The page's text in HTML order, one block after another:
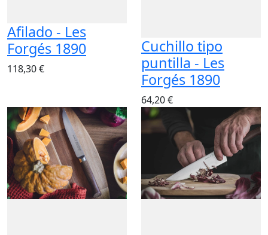
Forgés 1890
118,30 €
puntilla - Les
Forgés 1890
64,20 €